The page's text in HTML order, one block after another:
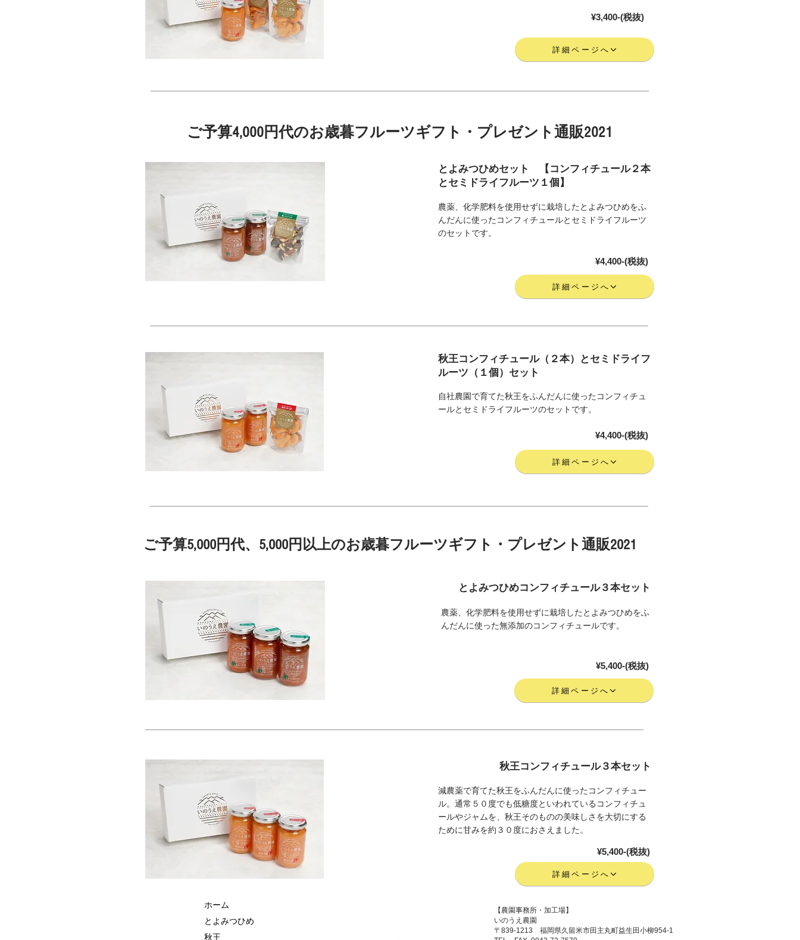
¥3,400-(税抜)
詳細ページへ
ご予算4,000円代のお歳暮フルーツギフト・プレゼント通販2021
とよみつひめセット 【コンフィチュール２本
とセミドライフルーツ１個】
農薬、化学肥料を使用せずに栽培したとよみつひめをふ
んだんに使ったコンフィチュールとセミドライフルーツ
のセットです。
¥4,400-(税抜)
詳細ページへ
秋王コンフィチュール（２本）とセミドライフ
ルーツ（１個）セット
自社農園で育てた秋王をふんだんに使ったコンフィチュ
ールとセミドライフルーツのセットです。
¥4,400-(税抜)
詳細ページへ
ご予算5,000円代、5,000円以上のお歳暮フルーツギフト・プレゼント通販2021
とよみつひめコンフィチュール３本セット
農薬、化学肥料を使用せずに栽培したとよみつひめをふ
んだんに使った無添加のコンフィチュールです。
¥5,400-(税抜)
詳細ページへ
秋王コンフィチュール３本セット
減農薬で育てた秋王をふんだんに使ったコンフィチュー
ル。通常５０度でも低糖度といわれているコンフィチュ
ールやジャムを、秋王そのものの美味しさを大切にする
ために甘みを約３０度におさえました。
¥5,400-(税抜)
詳細ページへ
ホーム
とよみつひめ
秋王
【農園事務所・加工場】
いのうえ農園
〒839-1213 福岡県久留米市田主丸町益生田小柳954-1